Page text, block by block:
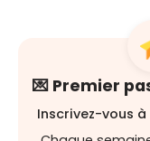
💌 Premier
Inscrivez-vous